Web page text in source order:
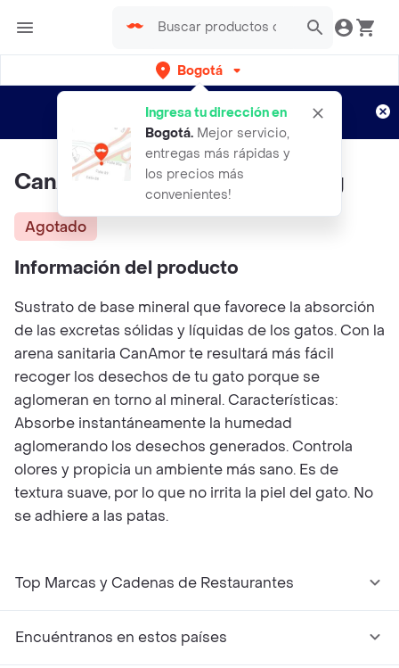
Bogotá
Ingresa tu dirección en
Bogotá. Mejor servicio,
entregas más rápidas y
los precios más
convenientes!
envíos gratis por semanas
Aplican TyC
CanAmor Arena Sanitariax 4 Kg
Agotado
Información del producto
Sustrato de base mineral que favorece la absorción
de las excretas sólidas y líquidas de los gatos. Con la
arena sanitaria CanAmor te resultará más fácil
recoger los desechos de tu gato porque se
aglomeran en torno al mineral. Características:
Absorbe instantáneamente la humedad
aglomerando los desechos generados. Controla
olores y propicia un ambiente más sano. Es de
textura suave, por lo que no irrita la piel del gato. No
se adhiere a las patas.
Top Marcas y Cadenas de Restaurantes
Encuéntranos en estos países